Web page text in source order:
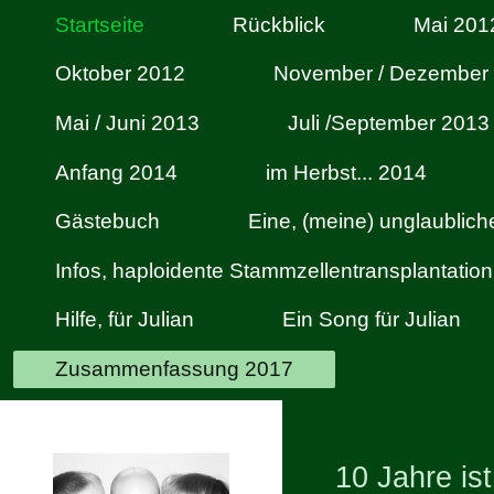
Startseite Rückblick Mai
Oktober 2012 November /
Mai / Juni 2013 Juli /September 2013
Anfang 2014 im Herbst... 2014
Gästebuch Eine, (meine)
Infos, haploidente Stammzellentransplantation
Hilfe, für Julian Ein Song für Julian
Zusammenfassung 2017
10 Jahre